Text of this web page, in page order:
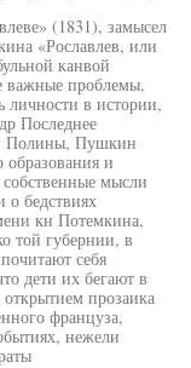
(1831), замысел
«Рославлев, или
канвой
важные проблемы,
личности в истории,
Последнее
Полины, Пушкин
и
мысли
о бедствиях
кн Потемкина,
той губернии, в
себя
дети их бегают в
прозаика
француза,
нежели